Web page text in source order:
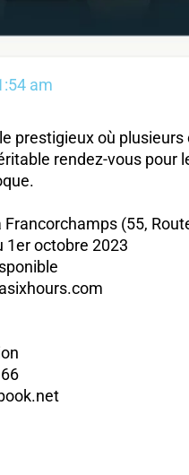
am
prestigieux où
rendez-vous
Francorchamps (55,
1er octobre 2023